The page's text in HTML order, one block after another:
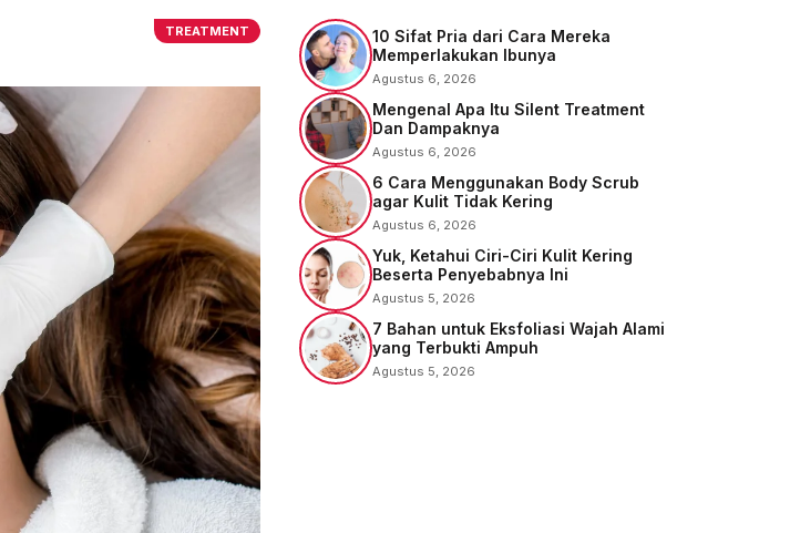
TREATMENT
10 Sifat Pria dari Cara Mereka
Memperlakukan Ibunya
Agustus 6, 2026
Mengenal Apa Itu Silent Treatment
Dan Dampaknya
Agustus 6, 2026
6 Cara Menggunakan Body Scrub
agar Kulit Tidak Kering
Agustus 6, 2026
Yuk, Ketahui Ciri-Ciri Kulit Kering
Beserta Penyebabnya Ini
Agustus 5, 2026
7 Bahan untuk Eksfoliasi Wajah Alami
yang Terbukti Ampuh
Agustus 5, 2026